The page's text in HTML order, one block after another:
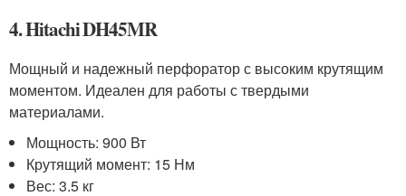
4. Hitachi DH45MR
Мощный и надежный перфоратор с высоким крутящим
моментом. Идеален для работы с твердыми
материалами.
Мощность: 900 Вт
Крутящий момент: 15 Нм
Вес: 3.5 кг